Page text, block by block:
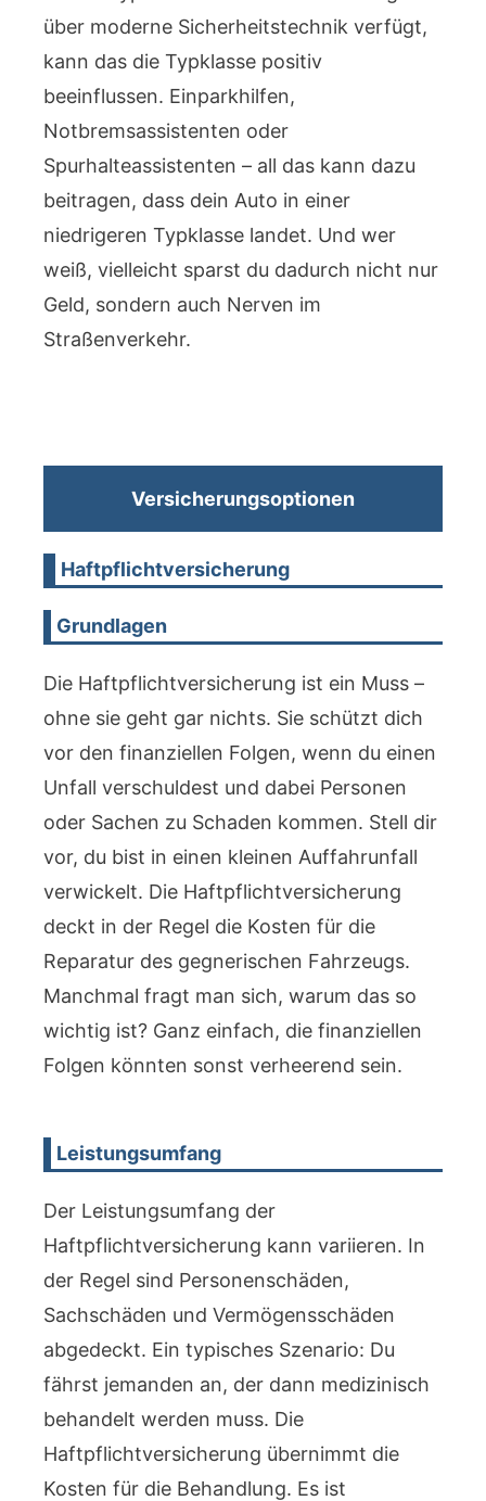
über moderne Sicherheitstechnik verfügt,
kann das die Typklasse positiv
beeinflussen. Einparkhilfen,
Notbremsassistenten oder
Spurhalteassistenten – all das kann dazu
beitragen, dass dein Auto in einer
niedrigeren Typklasse landet. Und wer
weiß, vielleicht sparst du dadurch nicht nur
Geld, sondern auch Nerven im
Straßenverkehr.
Versicherungsoptionen
Haftpflichtversicherung
Grundlagen
Die Haftpflichtversicherung ist ein Muss –
ohne sie geht gar nichts. Sie schützt dich
vor den finanziellen Folgen, wenn du einen
Unfall verschuldest und dabei Personen
oder Sachen zu Schaden kommen. Stell dir
vor, du bist in einen kleinen Auffahrunfall
verwickelt. Die Haftpflichtversicherung
deckt in der Regel die Kosten für die
Reparatur des gegnerischen Fahrzeugs.
Manchmal fragt man sich, warum das so
wichtig ist? Ganz einfach, die finanziellen
Folgen könnten sonst verheerend sein.
Leistungsumfang
Der Leistungsumfang der
Haftpflichtversicherung kann variieren. In
der Regel sind Personenschäden,
Sachschäden und Vermögensschäden
abgedeckt. Ein typisches Szenario: Du
fährst jemanden an, der dann medizinisch
behandelt werden muss. Die
Haftpflichtversicherung übernimmt die
Kosten für die Behandlung. Es ist